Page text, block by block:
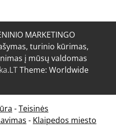
MARKETINGO
turinio kūrimas,
į mūsų valdomas
Theme: Worldwide
-Teisinės
- Klaipedos miesto